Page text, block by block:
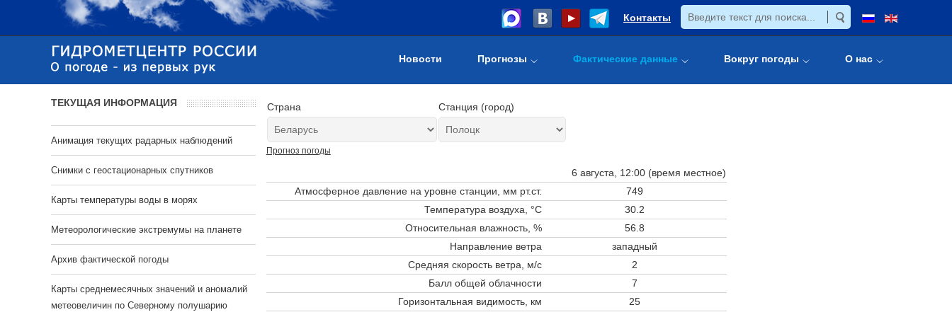
Контакты
Новости Прогнозы Фактические данные Вокруг погоды О нас
Страна Станция (город)
Прогноз погоды
6 августа, 12:00 (время местное)
Атмосферное давление на уровне станции, мм рт.ст.
749
Температура воздуха, °C
30.2
Относительная влажность, %
56.8
Направление ветра
западный
Средняя скорость ветра, м/с
2
Балл общей облачности
7
Горизонтальная видимость, км
25
ТЕКУЩАЯ ИНФОРМАЦИЯ
Анимация текущих радарных наблюдений
Cнимки с геостационарных спутников
Карты температуры воды в морях
Метеорологические экстремумы на планете
Архив фактической погоды
Карты среднемесячных значений и аномалий
метеовеличин по Северному полушарию